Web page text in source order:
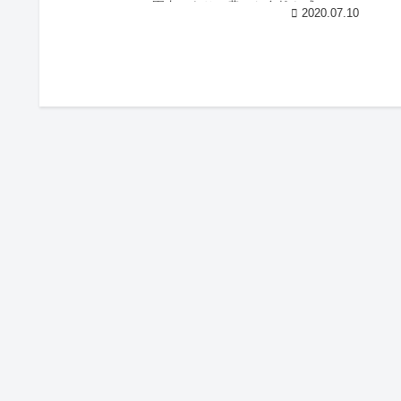
園内にあり、豊かな自然を感じるこ
とが出来ます。 その雄大な自然と共
2020.07.10